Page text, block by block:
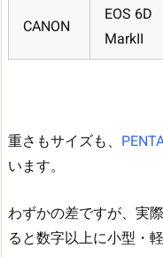
CANON
EOS 6D
MarkII
重さもサイズも、
います。
わずかの差ですが、実
ると数字以上に小型・